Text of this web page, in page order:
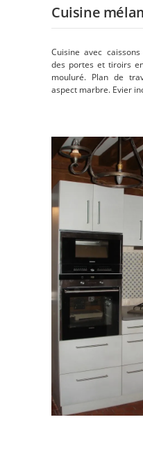
Cuisine
Cuisine avec
des portes et tiroirs
mouluré. Plan de
aspect marbre. Evier